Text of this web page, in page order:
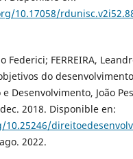
10.17058/
Federici; FERREIRA,
do
Desenvolvimento, João
2018. Disponible en:
2022.